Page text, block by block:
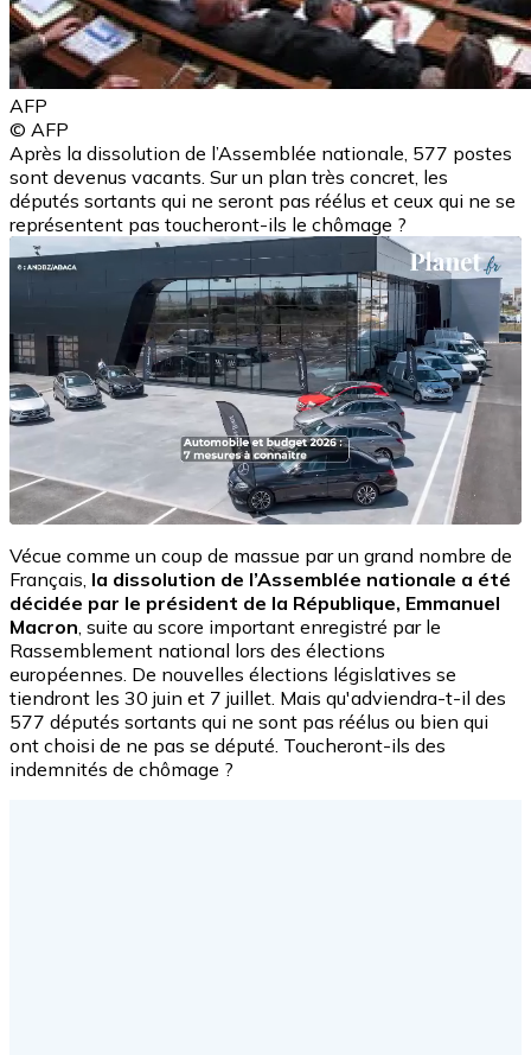
AFP
© AFP
Après la dissolution de l’Assemblée nationale, 577 postes
sont devenus vacants. Sur un plan très concret, les
députés sortants qui ne seront pas réélus et ceux qui ne se
représentent pas toucheront-ils le chômage ?
Vécue comme un coup de massue par un grand nombre de
Français, la dissolution de l’Assemblée nationale a été
décidée par le président de la République, Emmanuel
Macron , suite au score important enregistré par le
Rassemblement national lors des élections
européennes. De nouvelles élections législatives se
tiendront les 30 juin et 7 juillet. Mais qu'adviendra-t-il des
577 députés sortants qui ne sont pas réélus ou bien qui
ont choisi de ne pas se député. Toucheront-ils des
indemnités de chômage ?